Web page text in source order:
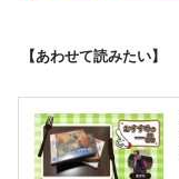
【あわせて読みたい】